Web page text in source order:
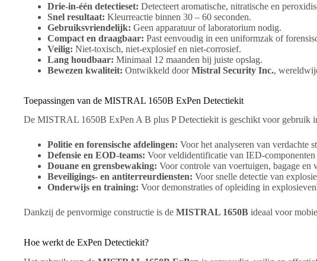
Drie-in-één detectieset: Detecteert aromatische, nitratische en
Snel resultaat: Kleurreactie binnen 30 – 60 seconden.
Gebruiksvriendelijk: Geen apparatuur of laboratorium nodig.
Compact en draagbaar: Past eenvoudig in een uniformzak of
Veilig: Niet-toxisch, niet-explosief en niet-corrosief.
Lang houdbaar: Minimaal 12 maanden bij juiste opslag.
Bewezen kwaliteit: Ontwikkeld doorMistral Security Inc.,
Toepassingen van de MISTRAL 1650B ExPen Detectiekit
De MISTRAL 1650B ExPen A B plus P Detectiekit is geschikt voor gebruik
Politie en forensische afdelingen: Voor het analyseren van verdachte
Defensie en EOD-teams: Voor veldidentificatie van IED-
Douane en grensbewaking: Voor controle van voertuigen, bagage en
Beveiligings- en antiterreurdiensten: Voor snelle detectie van
Onderwijs en training: Voor demonstraties of opleiding in
Dankzij de penvormige constructie is de MISTRAL 1650B ideaal voor
Hoe werkt de ExPen Detectiekit?